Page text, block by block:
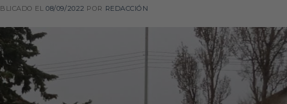
EL08/09/2022 POR REDACCIÓN